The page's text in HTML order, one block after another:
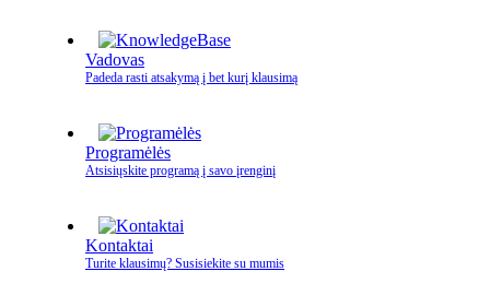
Vadovas
Padeda rasti atsakymą į bet kurį klausimą
Programėlės
Atsisiųskite programą į savo įrenginį
Kontaktai
Turite klausimų? Susisiekite su mumis